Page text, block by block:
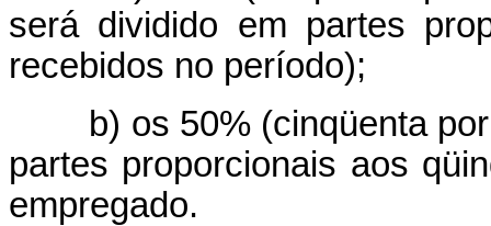
será dividido em partes
recebidos no período);
b) os 50% (cinqüenta por
partes proporcionais aos
empregado.